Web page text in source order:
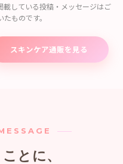
している投稿・メッセージはご
ものです。
スキンケア通販を見る
とに、